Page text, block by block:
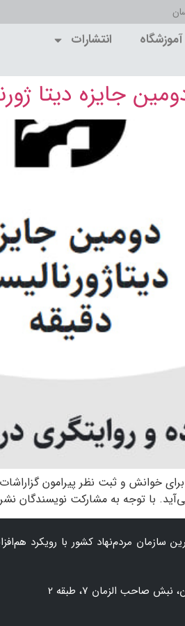
آموزشگاه انتشارات
دیتا
خوانش و ثبت نظر پیرامون
سازمان‌ مردم‌نهاد کشور با رویکرد
الزمان 7، طبقه 2